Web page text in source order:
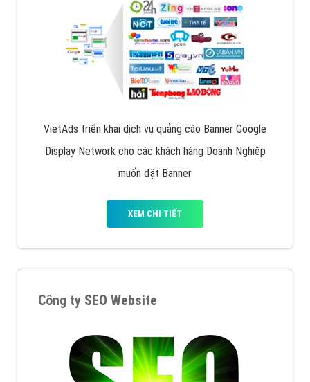
VietAds triển khai dịch vụ quảng cáo Banner Google
Display Network cho các khách hàng Doanh Nghiệp
muốn đặt Banner
XEM CHI TIẾT
Công ty SEO Website